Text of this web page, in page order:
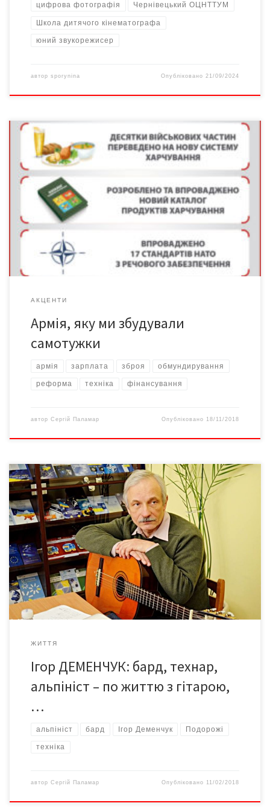
цифрова фотографія Чернівецький ОЦНТТУМ
Школа дитячого кінематографа
юний звукорежисер
автор sporynina Опубліковано21/09/2024
Реформування ЗСУ не тільки стало одним з найбільших
здобутків нинішньої влади, а й фактично врятувало Україну як
державу Багатьом відома ситуація: автомобіль, який роками
стояв у гаражі без діла, різко знадобився родині. Та
виявилося, що акумулятор розряджений, колеса спущені,
кузов прогнив, гальма не працюють. Тобто про те, що
транспортний […]
АКЦЕНТИ
Армія, яку ми збудували
самотужки
армія зарплата зброя обмундирування
реформа техніка фінансування
автор Сергій Паламар Опубліковано 18/11/2018
Ігор ДЕМЕНЧУК вважає себе найперше людиною гір. А це
означає, що він ніколи й нікого не кине напризволяще. Друзі
стверджують, що Ігор намагається усіх підтримати і
допомогти, зазвичай суттєво ускладнюючи цим собі життя. І
люди якось одразу відчувають це в ньому: такий не залишить у
біді, не […]
ЖИТТЯ
Ігор ДЕМЕНЧУК: бард, технар,
альпініст – по життю з гітарою,
…
альпініст бард Ігор Деменчук Подорожі
техніка
автор Сергій Паламар Опубліковано 11/02/2018